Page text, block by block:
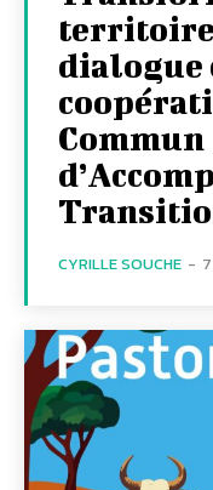
dialogue
Commun
CYRILLE SOUCHE -